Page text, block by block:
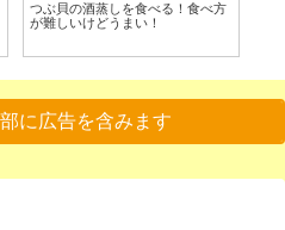
失敗しない！初心者でもわかる光
回線の選び方とおすすめ5選
に広告を含みます